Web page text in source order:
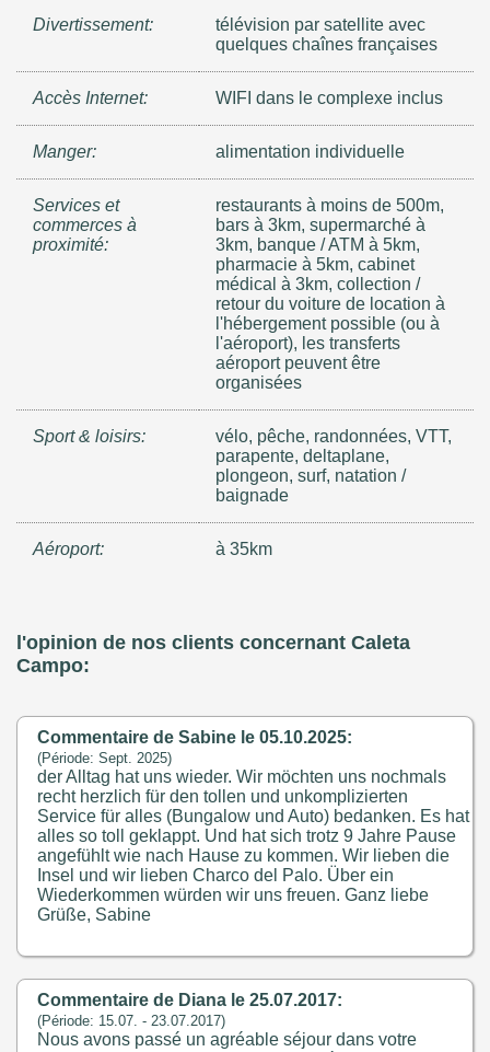
Divertissement:
télévision par satellite avec
quelques chaînes françaises
Accès Internet: WIFI dans le complexe inclus
Manger: alimentation individuelle
Services et
commerces à
proximité:
restaurants à moins de 500m,
bars à 3km, supermarché à
3km, banque / ATM à 5km,
pharmacie à 5km, cabinet
médical à 3km, collection /
retour du voiture de location à
l'hébergement possible (ou à
l'aéroport), les transferts
aéroport peuvent être
organisées
Sport & loisirs:
vélo, pêche, randonnées, VTT,
parapente, deltaplane,
plongeon, surf, natation /
baignade
Aéroport: à 35km
l'opinion de nos clients concernant Caleta
Campo:
Commentaire de Sabine le 05.10.2025:
(Période: Sept. 2025)
der Alltag hat uns wieder. Wir möchten uns nochmals
recht herzlich für den tollen und unkomplizierten
Service für alles (Bungalow und Auto) bedanken. Es hat
alles so toll geklappt. Und hat sich trotz 9 Jahre Pause
angefühlt wie nach Hause zu kommen. Wir lieben die
Insel und wir lieben Charco del Palo. Über ein
Wiederkommen würden wir uns freuen. Ganz liebe
Grüße, Sabine
Commentaire de Diana le 25.07.2017:
(Période: 15.07. - 23.07.2017)
Nous avons passé un agréable séjour dans votre